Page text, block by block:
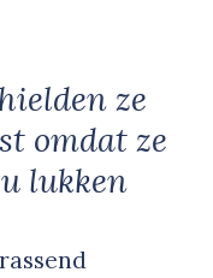
ze
omdat ze
lukken